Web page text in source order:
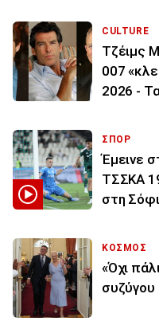
CULTURE
Τζέιμς
007
2026 -
ΣΠΟΡ
Έμεινε
ΤΣΣΚΑ
στη
ΚΟΣΜΟΣ
«Όχι
συζύγου